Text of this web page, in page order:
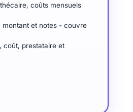
coûts mensuels
montant et notes - couvre
coût, prestataire et